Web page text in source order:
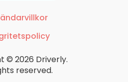
© 2026 Driverly.
reserved.